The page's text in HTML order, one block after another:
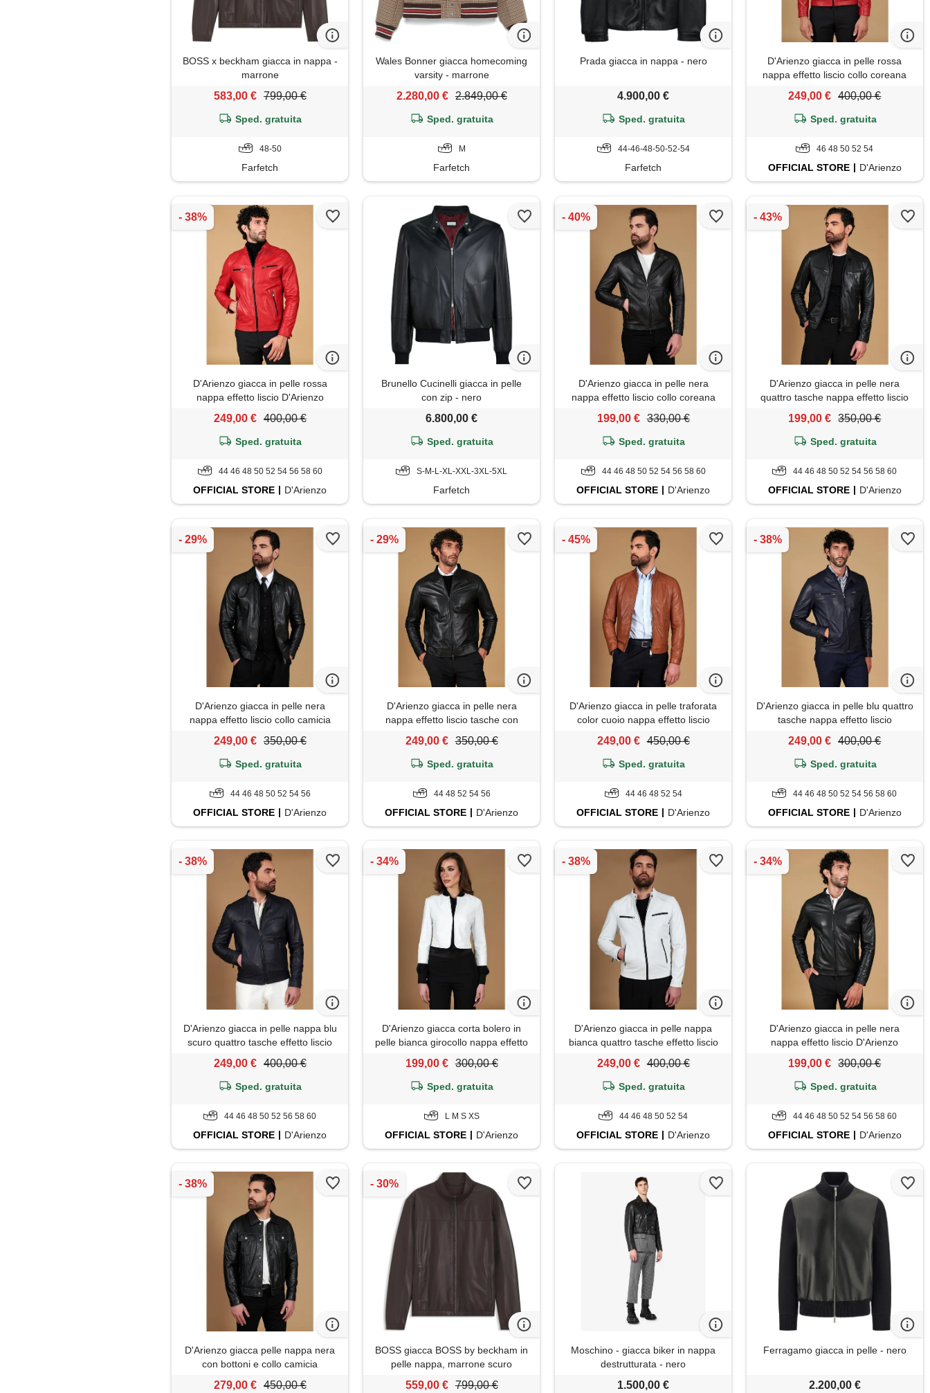
BOSS x beckham giacca in nappa -
marrone
583,00 € 799,00 €
Sped. gratuita
48-50
Farfetch
Wales Bonner giacca homecoming
varsity - marrone
2.280,00 € 2.849,00 €
Sped. gratuita
M
Farfetch
Prada giacca in nappa - nero
4.900,00 €
Sped. gratuita
44-46-48-50-52-54
Farfetch
D'Arienzo giacca in pelle rossa
nappa effetto liscio collo coreana
249,00 € 400,00 €
Sped. gratuita
46 48 50 52 54
OFFICIAL STORE D'Arienzo
D'Arienzo giacca in pelle rossa
nappa effetto liscio D'Arienzo
249,00 € 400,00 €
Sped. gratuita
44 46 48 50 52 54 56 58 60
OFFICIAL STORE D'Arienzo
Brunello Cucinelli giacca in pelle
con zip - nero
6.800,00 €
Sped. gratuita
S-M-L-XL-XXL-3XL-5XL
Farfetch
D'Arienzo giacca in pelle nera
nappa effetto liscio collo coreana
199,00 € 330,00 €
Sped. gratuita
44 46 48 50 52 54 56 58 60
OFFICIAL STORE D'Arienzo
D'Arienzo giacca in pelle nera
quattro tasche nappa effetto liscio
199,00 € 350,00 €
Sped. gratuita
44 46 48 50 52 54 56 58 60
OFFICIAL STORE D'Arienzo
D'Arienzo giacca in pelle nera
nappa effetto liscio collo camicia
249,00 € 350,00 €
Sped. gratuita
44 46 48 50 52 54 56
OFFICIAL STORE D'Arienzo
D'Arienzo giacca in pelle nera
nappa effetto liscio tasche con
249,00 € 350,00 €
Sped. gratuita
44 48 52 54 56
OFFICIAL STORE D'Arienzo
D'Arienzo giacca in pelle traforata
color cuoio nappa effetto liscio
249,00 € 450,00 €
Sped. gratuita
44 46 48 52 54
OFFICIAL STORE D'Arienzo
D'Arienzo giacca in pelle blu quattro
tasche nappa effetto liscio
249,00 € 400,00 €
Sped. gratuita
44 46 48 50 52 54 56 58 60
OFFICIAL STORE D'Arienzo
D'Arienzo giacca in pelle nappa blu
scuro quattro tasche effetto liscio
249,00 € 400,00 €
Sped. gratuita
44 46 48 50 52 56 58 60
OFFICIAL STORE D'Arienzo
D'Arienzo giacca corta bolero in
pelle bianca girocollo nappa effetto
199,00 € 300,00 €
Sped. gratuita
L M S XS
OFFICIAL STORE D'Arienzo
D'Arienzo giacca in pelle nappa
bianca quattro tasche effetto liscio
249,00 € 400,00 €
Sped. gratuita
44 46 48 50 52 54
OFFICIAL STORE D'Arienzo
D'Arienzo giacca in pelle nera
nappa effetto liscio D'Arienzo
199,00 € 300,00 €
Sped. gratuita
44 46 48 50 52 54 56 58 60
OFFICIAL STORE D'Arienzo
D'Arienzo giacca pelle nappa nera
con bottoni e collo camicia
D'Arienzo
279,00 € 450,00 €
BOSS giacca BOSS by beckham in
pelle nappa, marrone scuro
559,00 € 799,00 €
Moschino - giacca biker in nappa
destrutturata - nero
1.500,00 €
Ferragamo giacca in pelle - nero
2.200,00 €